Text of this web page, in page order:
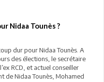
Nidaa Tounès ?
dur pour Nidaa Tounès. A
des élections, le secrétaire
RCD, et actuel conseiller
de Nidaa Tounès, Mohamed